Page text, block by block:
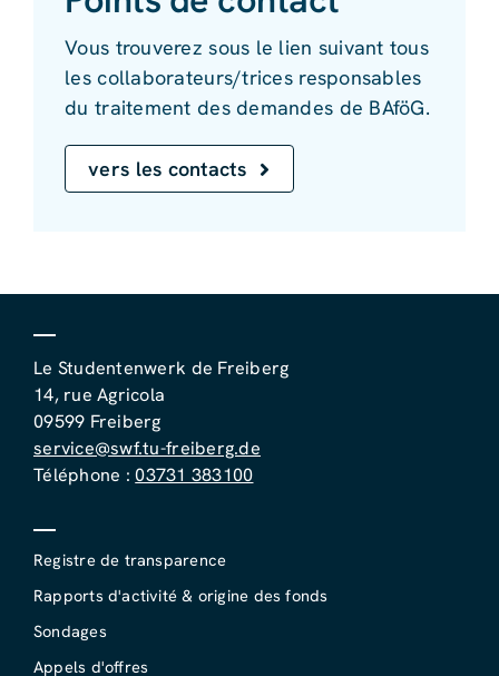
Vous trouverez sous le lien suivant tous
les collaborateurs/trices responsables
du traitement des demandes de BAföG.
vers les contacts
Le Studentenwerk de Freiberg
14, rue Agricola
09599 Freiberg
service@swf.tu-freiberg.de
Téléphone :03731 383100
Registre de transparence
Rapports d'activité & origine des fonds
Sondages
Appels d'offres